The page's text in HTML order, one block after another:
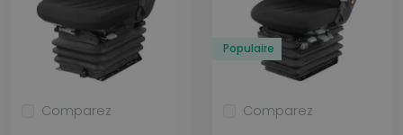
Comparez
Populaire
Comparez